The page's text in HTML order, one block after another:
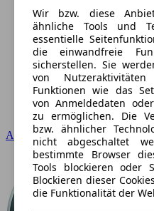
Audi
Wir bzw. diese
ähnliche Tools und
essentielle
die einwandfreie
sicherstellen. Sie
von
Funktionen wie das
von Anmeldedaten
zu ermöglichen. Die
bzw. ähnlicher
nicht abgeschaltet
bestimmte Browser
Tools blockieren oder
Blockieren dieser
die Funktionalität der